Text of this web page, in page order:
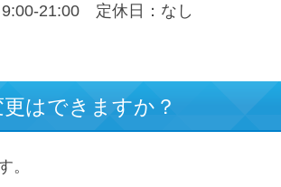
21:00 定休日：なし
はできますか？
。